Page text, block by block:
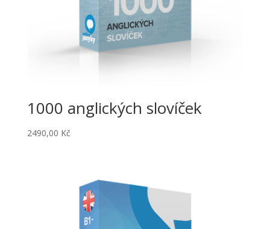
1000 anglických slovíček
2490,00 Kč